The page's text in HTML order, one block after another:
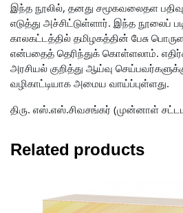
இந்த நூலில், தனது சமூகவலைதள
எடுத்து அச்சிட்டுள்ளார். இந்த நூலைப்
காலகட்டத்தில் தமிழகத்தின் பேசு
என்பதைத் தெரிந்துக் கொள்ளலாம்.
அரசியல் குறித்து ஆய்வு
வழிகாட்டியாக அமைய வாய்ப்புள்ளது.
திரு. எஸ்.எஸ்.சிவசங்கர் (முன்னாள்
Related products